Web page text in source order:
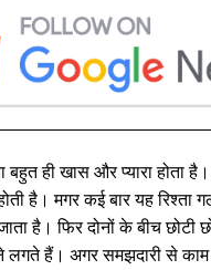
बहुत ही खास और प्यारा होता
है। मगर कई बार यह
है। फिर दोनों के बीच छोटी
लगते हैं। अगर समझदारी से काम